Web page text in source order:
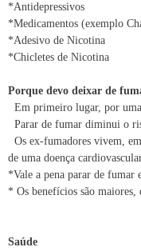
*Antidepressivos
*Medicamentos (exemplo
*Adesivo de Nicotina
*Chicletes de Nicotina
Porque devo deixar de
Em primeiro lugar, por uma
Parar de fumar diminui o
Os ex-fumadores vivem,
de uma doença
*Vale a pena parar de fumar
* Os benefícios são maiores,
Saúde